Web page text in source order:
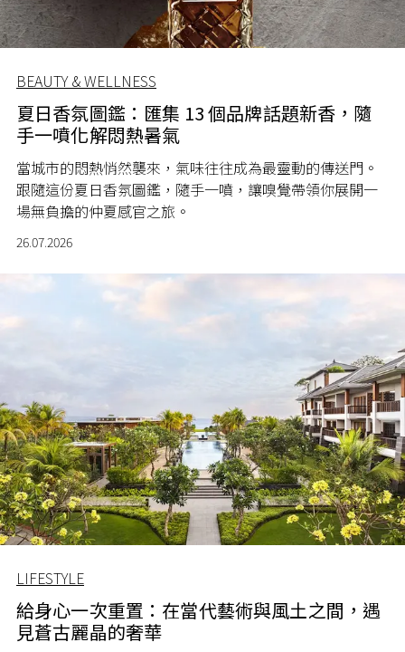
BEAUTY & WELLNESS
夏日香氛圖鑑：匯集 13 個品牌話題新香，隨
手一噴化解悶熱暑氣
當城市的悶熱悄然襲來，氣味往往成為最靈動的傳送門。
跟隨這份夏日香氛圖鑑，隨手一噴，讓嗅覺帶領你展開一
場無負擔的仲夏感官之旅。
26.07.2026
LIFESTYLE
給身心一次重置：在當代藝術與風土之間，遇
見蒼古麗晶的奢華